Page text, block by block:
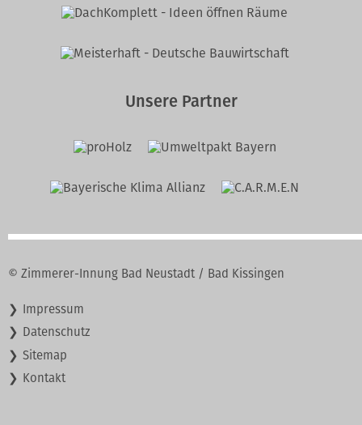
Unsere Partner
© Zimmerer-Innung Bad Neustadt / Bad Kissingen
Navigation
überspringen
Impressum
Datenschutz
Sitemap
Kontakt